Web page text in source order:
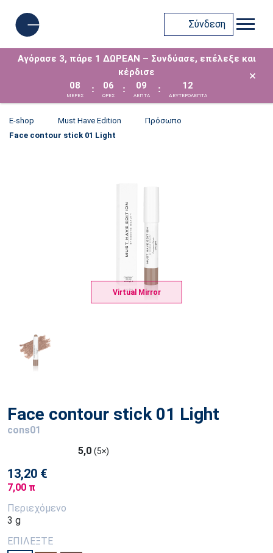
Σύνδεση
Αγόρασε 3, πάρε 1 ΔΩΡΕΑΝ – Συνδύασε, επέλεξε και
κέρδισε
08
ΜΈΡΕΣ
: 06
ΩΡΕΣ
: 09
ΛΕΠΤΑ
: 12
ΔΕΥΤΕΡΟΛΕΠΤΑ
×
E-shop Must Have Edition
Πρόσωπο
Face contour stick 01 Light
Virtual Mirror
Face contour stick 01 Light
cons01
5,0 (5×)
13,20 €
7,00 π
Περιεχόμενο
3 g
ΕΠΙΛΕΞΤΕ